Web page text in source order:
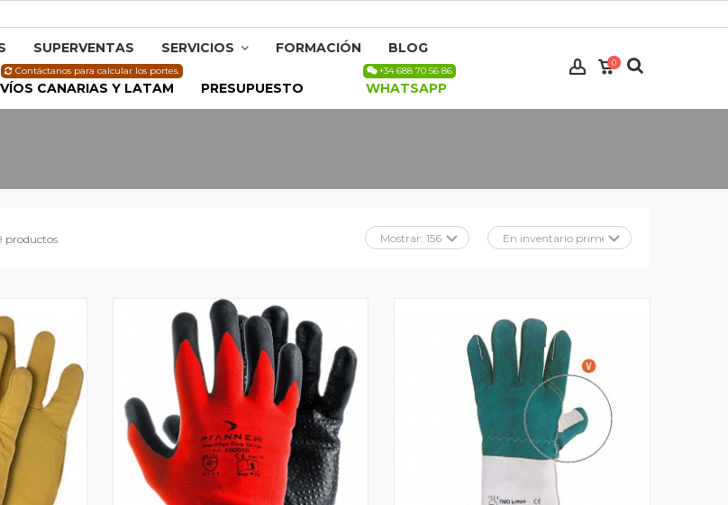
SUPERVENTAS SERVICIOS FORMACIÓN BLOG
WHATSAPP
+34 688 70 56 86
CANARIAS Y LATAM
Contáctanos para calcular los portes.
PRESUPUESTO
0
productos